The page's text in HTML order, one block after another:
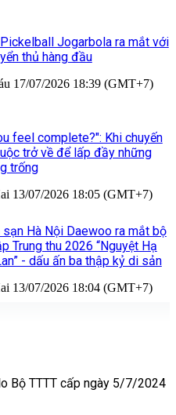
Jogarbola ra mắt với
thủ hàng đầu
17/07/2026 18:39 (GMT+7)
feel complete?": Khi chuyến
trở về để lấp đầy những
trống
13/07/2026 18:05 (GMT+7)
sạn Hà Nội Daewoo ra mắt bộ
Trung thu 2026 “Nguyệt Hạ
- dấu ấn ba thập kỷ di sản
13/07/2026 18:04 (GMT+7)
Bộ TTTT cấp ngày 5/7/2024